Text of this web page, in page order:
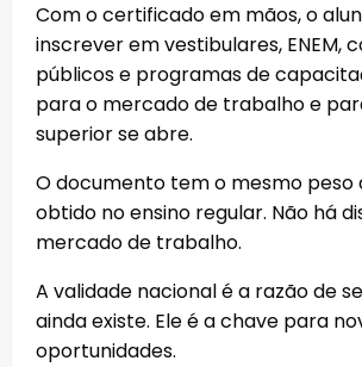
Com o certificado em mãos, o
inscrever em vestibulares, ENEM,
públicos e programas de
para o mercado de trabalho e
superior se abre.
O documento tem o mesmo peso
obtido no ensino regular. Não há
mercado de trabalho.
A validade nacional é a razão de
ainda existe. Ele é a chave para
oportunidades.